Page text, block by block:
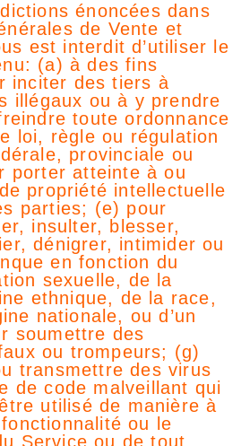
énoncées dans
de Vente et
est interdit d’utiliser le
(a) à des fins
inciter des tiers à
illégaux ou à y prendre
toute ordonnance
loi, règle ou régulation
provinciale ou
porter atteinte à ou
propriété intellectuelle
parties; (e) pour
insulter, blesser,
dénigrer, intimider ou
en fonction du
sexuelle, de la
ethnique, de la race,
nationale, ou d’un
soumettre des
ou trompeurs; (g)
transmettre des virus
de code malveillant qui
utilisé de manière à
ou le
Service ou de tout